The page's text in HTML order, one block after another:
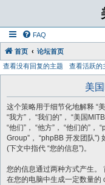
FAQ
首页 论坛首页
查看没有回复的主题 查看活跃的
美
这个策略用于细节化地解释 “
“我方”， “我们的”， “美国
“他们”， “他方”， “他们的”
Group”， “phpBB 开发团队
(下文中指代 “您的信息”)。
您的信息通过两种方式产生。
在您的电脑中生成一定数量的